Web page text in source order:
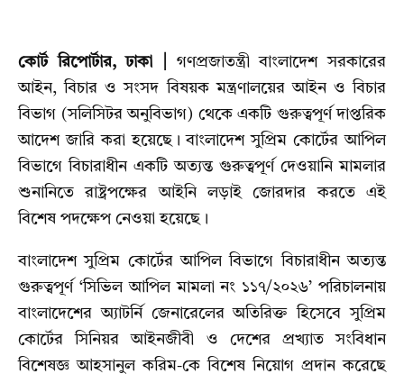
কোর্ট রিপোর্টার, ঢাকা | গণপ্রজাতন্ত্রী বাংলাদেশ সরকারের
আইন, বিচার ও সংসদ বিষয়ক মন্ত্রণালয়ের আইন ও বিচার
বিভাগ (সলিসিটর অনুবিভাগ) থেকে একটি গুরুত্বপূর্ণ দাপ্তরিক
আদেশ জারি করা হয়েছে। বাংলাদেশ সুপ্রিম কোর্টের আপিল
বিভাগে বিচারাধীন একটি অত্যন্ত গুরুত্বপূর্ণ দেওয়ানি মামলার
শুনানিতে রাষ্ট্রপক্ষের আইনি লড়াই জোরদার করতে এই
বিশেষ পদক্ষেপ নেওয়া হয়েছে।
বাংলাদেশ সুপ্রিম কোর্টের আপিল বিভাগে বিচারাধীন অত্যন্ত
গুরুত্বপূর্ণ ‘সিভিল আপিল মামলা নং ১১৭/২০২৬’ পরিচালনায়
বাংলাদেশের অ্যাটর্নি জেনারেলের অতিরিক্ত হিসেবে সুপ্রিম
কোর্টের সিনিয়র আইনজীবী ও দেশের প্রখ্যাত সংবিধান
বিশেষজ্ঞ আহসানুল করিম-কে বিশেষ নিয়োগ প্রদান করেছে